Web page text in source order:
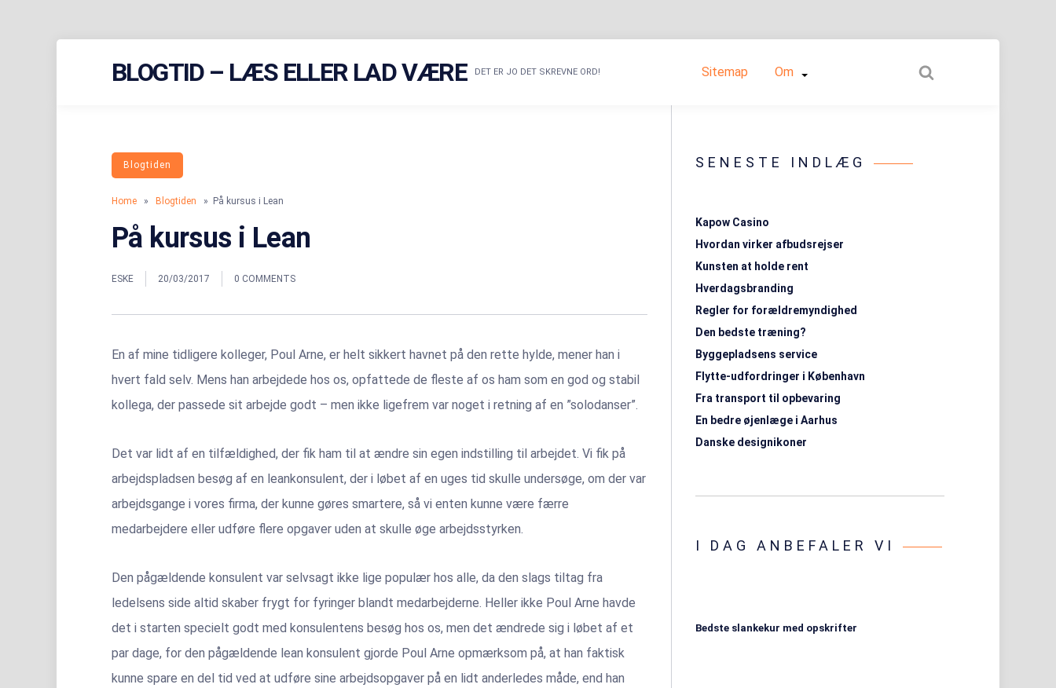
BLOGTID – LÆS ELLER LAD VÆRE DET ER JO DET SKREVNE ORD! Sitemap Om
Blogtiden
Home » Blogtiden » På kursus i Lean
På kursus i Lean
ESKE 20/03/2017 0 COMMENTS
En af mine tidligere kolleger, Poul Arne, er helt sikkert havnet på den rette hylde, mener han i
hvert fald selv. Mens han arbejdede hos os, opfattede de fleste af os ham som en god og stabil
kollega, der passede sit arbejde godt – men ikke ligefrem var noget i retning af en ”solodanser”.
Det var lidt af en tilfældighed, der fik ham til at ændre sin egen indstilling til arbejdet. Vi fik på
arbejdspladsen besøg af en leankonsulent, der i løbet af en uges tid skulle undersøge, om der var
arbejdsgange i vores firma, der kunne gøres smartere, så vi enten kunne være færre
medarbejdere eller udføre flere opgaver uden at skulle øge arbejdsstyrken.
Den pågældende konsulent var selvsagt ikke lige populær hos alle, da den slags tiltag fra
ledelsens side altid skaber frygt for fyringer blandt medarbejderne. Heller ikke Poul Arne havde
det i starten specielt godt med konsulentens besøg hos os, men det ændrede sig i løbet af et
par dage, for den pågældende lean konsulent gjorde Poul Arne opmærksom på, at han faktisk
kunne spare en del tid ved at udføre sine arbejdsopgaver på en lidt anderledes måde, end han
SENESTE INDLÆG
Kapow Casino
Hvordan virker afbudsrejser
Kunsten at holde rent
Hverdagsbranding
Regler for forældremyndighed
Den bedste træning?
Byggepladsens service
Flytte-udfordringer i København
Fra transport til opbevaring
En bedre øjenlæge i Aarhus
Danske designikoner
I DAG ANBEFALER VI
Bedste slankekur med opskrifter